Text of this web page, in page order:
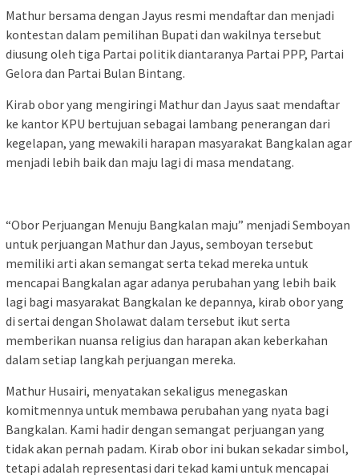
Mathur bersama dengan Jayus resmi mendaftar dan menjadi
kontestan dalam pemilihan Bupati dan wakilnya tersebut
diusung oleh tiga Partai politik diantaranya Partai PPP, Partai
Gelora dan Partai Bulan Bintang.
Kirab obor yang mengiringi Mathur dan Jayus saat mendaftar
ke kantor KPU bertujuan sebagai lambang penerangan dari
kegelapan, yang mewakili harapan masyarakat Bangkalan agar
menjadi lebih baik dan maju lagi di masa mendatang.
“Obor Perjuangan Menuju Bangkalan maju” menjadi Semboyan
untuk perjuangan Mathur dan Jayus, semboyan tersebut
memiliki arti akan semangat serta tekad mereka untuk
mencapai Bangkalan agar adanya perubahan yang lebih baik
lagi bagi masyarakat Bangkalan ke depannya, kirab obor yang
di sertai dengan Sholawat dalam tersebut ikut serta
memberikan nuansa religius dan harapan akan keberkahan
dalam setiap langkah perjuangan mereka.
Mathur Husairi, menyatakan sekaligus menegaskan
komitmennya untuk membawa perubahan yang nyata bagi
Bangkalan. Kami hadir dengan semangat perjuangan yang
tidak akan pernah padam. Kirab obor ini bukan sekadar simbol,
tetapi adalah representasi dari tekad kami untuk mencapai